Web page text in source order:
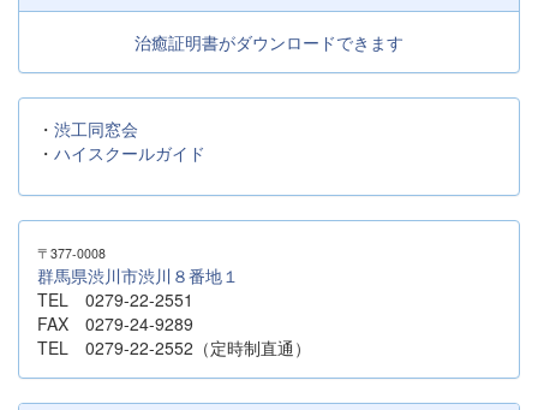
治癒証明書がダウンロードできます
・ 渋工同窓会
・ ハイスクールガイド
〒377-0008
群馬県渋川市渋川８番地１
TEL 0279-22-2551
FAX 0279-24-9289
TEL 0279-22-2552（定時制直通）